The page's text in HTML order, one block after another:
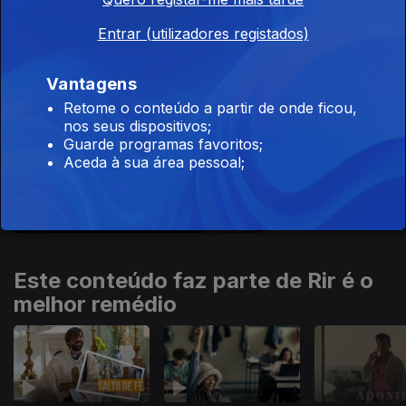
A Mente e os
Comportamentos
740995
Este conteúdo faz parte de Rir é o
melhor remédio
Entrar (utilizadores registados)
Vantagens
Retome o conteúdo a partir de onde ficou,
nos seus dispositivos;
Guarde programas favoritos;
Aceda à sua área pessoal;